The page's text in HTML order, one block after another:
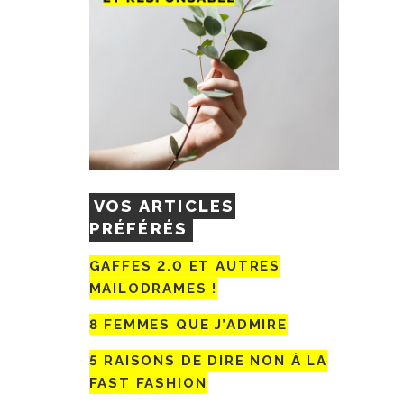
VOS ARTICLES
PRÉFÉRÉS
GAFFES 2.0 ET AUTRES
MAILODRAMES !
8 FEMMES QUE J’ADMIRE
5 RAISONS DE DIRE NON À LA
FAST FASHION